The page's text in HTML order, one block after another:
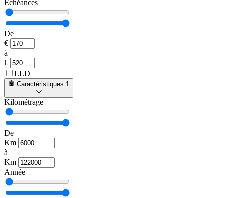
Échéances
De
€
à
€
LLD
Caractéristiques 1
Kilométrage
De
Km
à
Km
Année